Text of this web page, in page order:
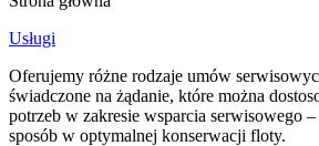
Usługi
Oferujemy różne rodzaje umów
świadczone na żądanie, które można
potrzeb w zakresie wsparcia serwisowego
sposób w optymalnej konserwacji floty.